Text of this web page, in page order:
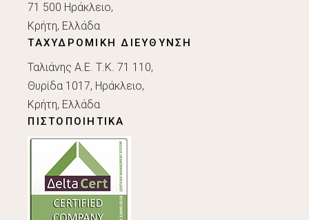
71 500 Ηράκλειο,
Κρήτη, Ελλάδα
ΤΑΧΥΔΡΟΜΙΚΗ ΔΙΕΥΘΥΝΣΗ
Ταλιάνης Α.Ε. Τ.Κ. 71 110,
Θυρίδα 1017, Ηράκλειο,
Κρήτη, Ελλάδα
ΠΙΣΤΟΠΟΙΗΤΙΚΑ